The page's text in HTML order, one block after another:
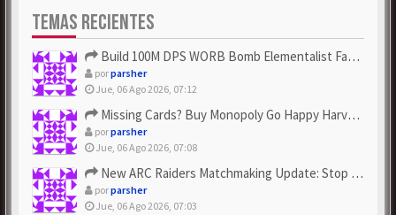
TEMAS RECIENTES
Build 100M DPS WORB Bomb Elementalist Fast - Grab POE Curren...
porparsher
Jue, 06 Ago 2026, 07:12
Missing Cards? Buy Monopoly Go Happy Harvest with Looney Tun...
porparsher
Jue, 06 Ago 2026, 07:08
New ARC Raiders Matchmaking Update: Stop Failed - Grab Bluep...
porparsher
Jue, 06 Ago 2026, 07:03